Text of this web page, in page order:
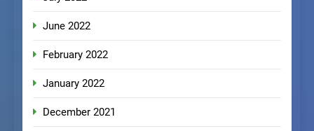
June 2022
February 2022
January 2022
December 2021